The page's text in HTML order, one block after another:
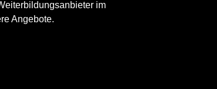
im
Angebote.